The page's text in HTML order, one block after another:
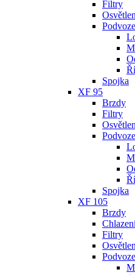
Filtry
Spojka
XF 95
Brzdy
Filtry
Spojka
XF 105
Brzdy
Filtry